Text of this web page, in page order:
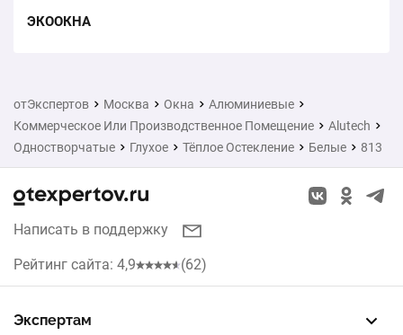
ЭКООКНА
отЭкспертов Москва Окна
Алюминиевые
Коммерческое Или Производственное Помещение
Alutech
Одностворчатые
Глухое Тёплое Остекление Белые 813
Написать в поддержку
Рейтинг сайта: 4,9 (62)
Экспертам